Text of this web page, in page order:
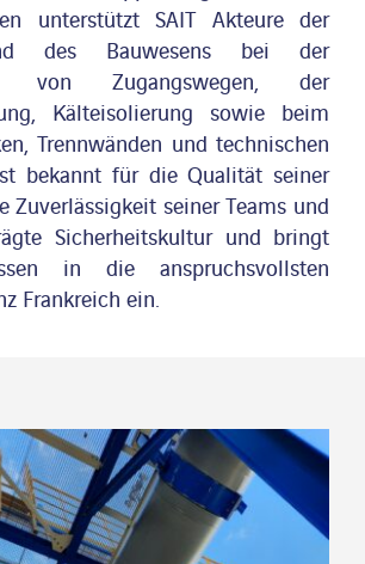
unterstützt SAIT Akteure der
des Bauwesens bei der
von Zugangswegen, der
Kälteisolierung sowie beim
Trennwänden und technischen
bekannt für die Qualität seiner
Zuverlässigkeit seiner Teams und
Sicherheitskultur und bringt
in die anspruchsvollsten
Frankreich ein.